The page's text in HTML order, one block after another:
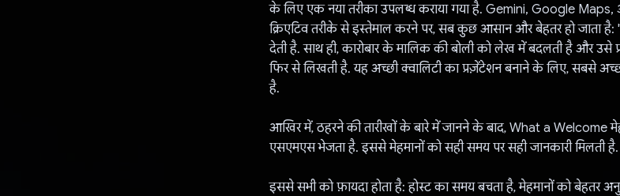
के लिए एक नया तरीका उपलब्ध कराया गया है. Gemini, Google
क्रिएटिव तरीके से इस्तेमाल करने पर, सब कुछ आसान और बेहतर हो जाता
देती है. साथ ही, कारोबार के मालिक की बोली को लेख में बदलती है और उसे
फिर से लिखती है. यह अच्छी क्वालिटी का प्रज़ेंटेशन बनाने के लिए, सबसे
है.
आखिर में, ठहरने की तारीखों के बारे में जानने के बाद, What a Welcome
एसएमएस भेजता है. इससे मेहमानों को सही समय पर सही जानकारी मिलती है.
इससे सभी को फ़ायदा होता है: होस्ट का समय बचता है, मेहमानों को बेहतर